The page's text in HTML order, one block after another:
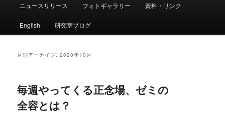
ュ
ニュースリリース フォトギャラリー 資料・リンク
English 研究室ブログ
月別アーカイブ:2020年10月
毎週やってくる正念場、ゼミの
全容とは？